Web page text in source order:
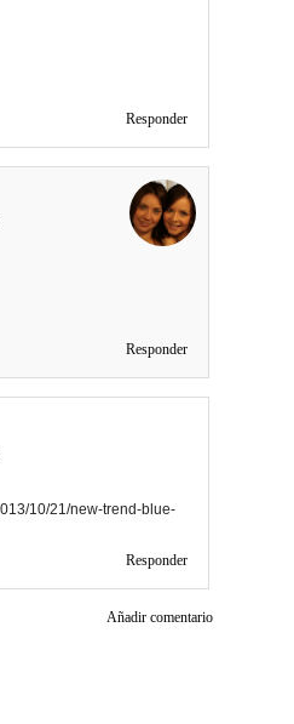
Responder
Responder
10/21/new-trend-blue-
Responder
Añadir comentario